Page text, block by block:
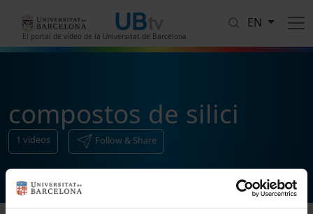
El portal de vídeo de la Universitat de Barcelona
EN
compostos de silici
1 videos Follow & Share